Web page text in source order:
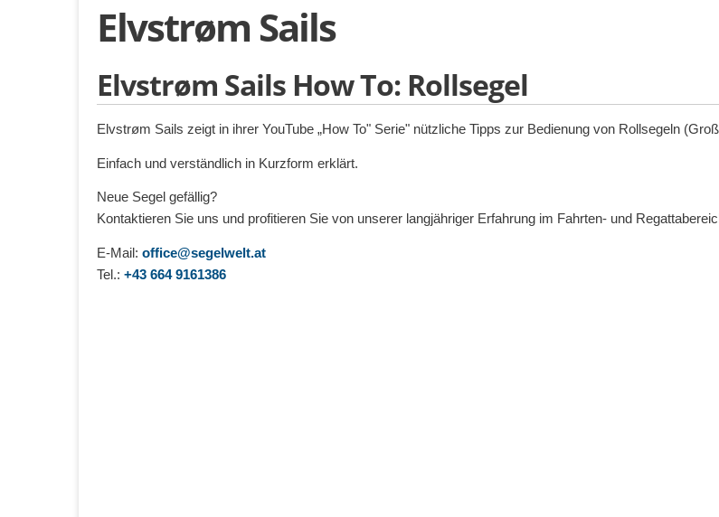
Elvstrøm Sails
Elvstrøm Sails How To: Rollsegel
Elvstrøm Sails zeigt in ihrer YouTube „How To" Serie" nützliche Tipps zur Bedienung von Rollsegeln
Einfach und verständlich in Kurzform erklärt.
Neue Segel gefällig?
Kontaktieren Sie uns und profitieren Sie von unserer langjähriger Erfahrung im Fahrten- und
E-Mail: office@segelwelt.at
Tel.: +43 664 9161386